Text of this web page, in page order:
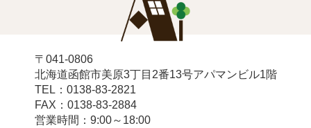
〒041-0806
北海道函館市美原3丁目2番13号アパマンビル1階
TEL：0138-83-2821
FAX：0138-83-2884
営業時間：9:00～18:00